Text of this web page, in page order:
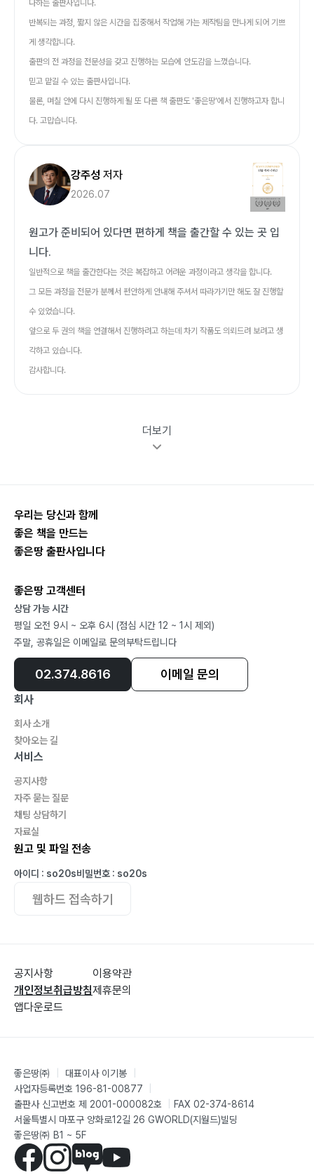
다하는 출판사입니다.
반복되는 과정, 짧지 않은 시간을 집중해서 작업해 가는 제작팀을 만나게 되어 기쁘
게 생각합니다.
출판의 전 과정을 전문성을 갖고 진행하는 모습에 안도감을 느꼈습니다.
믿고 맡길 수 있는 출판사입니다.
물론, 며칠 안에 다시 진행하게 될 또 다른 책 출판도 '좋은땅'에서 진행하고자 합니
다. 고맙습니다.
강주성 저자
2026.07
원고가 준비되어 있다면 편하게 책을 출간할 수 있는 곳 입
니다.
일반적으로 책을 출간한다는 것은 복잡하고 어려운 과정이라고 생각을 합니다.
그 모든 과정을 전문가 분께서 편안하게 안내해 주셔서 따라가기만 해도 잘 진행할
수 있었습니다.
앞으로 두 권의 책을 연결해서 진행하려고 하는데 차기 작품도 의뢰드려 보려고 생
각하고 있습니다.
감사합니다.
더보기
우리는 당신과 함께
좋은 책을 만드는
좋은땅 출판사입니다
좋은땅 고객센터
상담 가능 시간
평일 오전 9시 ~ 오후 6시 (점심 시간 12 ~ 1시 제외)
주말, 공휴일은 이메일로 문의부탁드립니다
02.374.8616 이메일 문의
회사
회사 소개
찾아오는 길
서비스
공지사항
자주 묻는 질문
채팅 상담하기
자료실
원고 및 파일 전송
아이디 : so20s비밀번호 : so20s
웹하드 접속하기
공지사항
개인정보취급방침
앱다운로드
이용약관
제휴문의
좋은땅㈜ 대표이사 이기봉
사업자등록번호 196-81-00877
출판사 신고번호 제 2001-000082호
FAX 02-374-8614
서울특별시 마포구 양화로12길 26 GWORLD(지월드)빌딩
좋은땅㈜ B1 ~ 5F